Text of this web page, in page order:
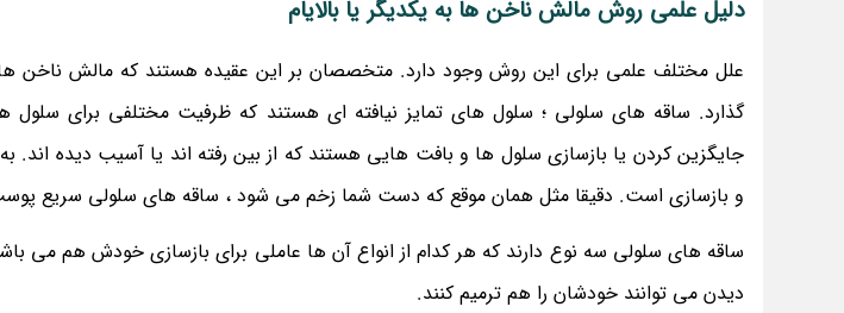
دلیل علمی روش مالش ناخن ها به یکدیگر یا بالایام
علل مختلف علمی برای این روش وجود دارد. متخصصان بر این عقیده هستند که مالش ناخن
گذارد. ساقه های سلولی ؛ سلول های تمایز نیافته ای هستند که ظرفیت مختلفی برای
جایگزین کردن یا بازسازی سلول ها و بافت هایی هستند که از بین رفته اند یا آسیب دیده اند.
و بازسازی است. دقیقا مثل همان موقع که دست شما زخم می شود ، ساقه های سلولی سریع
ساقه های سلولی سه نوع دارند که هر کدام از انواع آن ها عاملی برای بازسازی خودش هم می
دیدن می توانند خودشان را هم ترمیم کنند.